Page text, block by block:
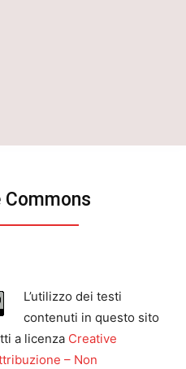
Commons
L’utilizzo dei testi
contenuti in questo sito
a licenza Creative
– Non